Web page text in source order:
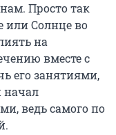
Просто так
или Солнце во
на
вместе с
его занятиями,
начал
ведь самого по